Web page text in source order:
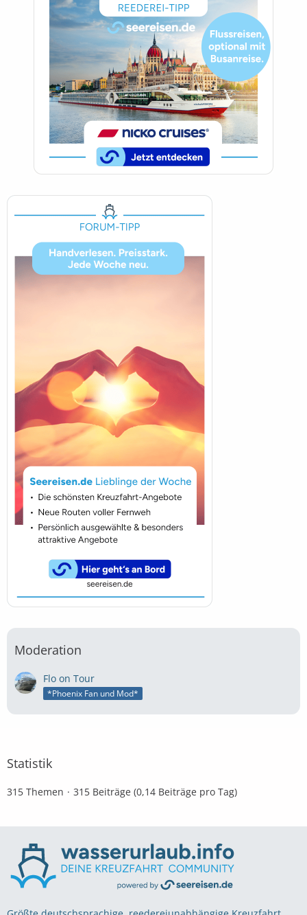
Moderation
Flo on Tour
*Phoenix Fan und Mod*
Statistik
315 Themen 315 Beiträge (0,14 Beiträge pro Tag)